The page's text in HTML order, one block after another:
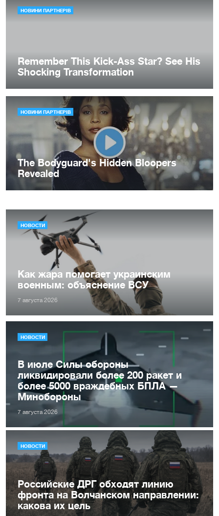
НОВОСТИ
Как жара помогает украинским
военным: объяснение ВСУ
7 августа 2026
НОВОСТИ
В июле Силы обороны
ликвидировали более 200 ракет и
более 5000 враждебных БПЛА —
Минобороны
7 августа 2026
НОВОСТИ
Российские ДРГ обходят линию
фронта на Волчанском направлении:
какова их цель